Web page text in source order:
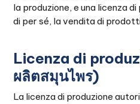
la produzione, e una licenza
di per sé, la vendita di
Licenza di
ผลิตสมุนไพร)
La licenza di produzione